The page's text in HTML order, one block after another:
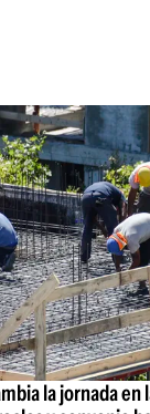
la jornada